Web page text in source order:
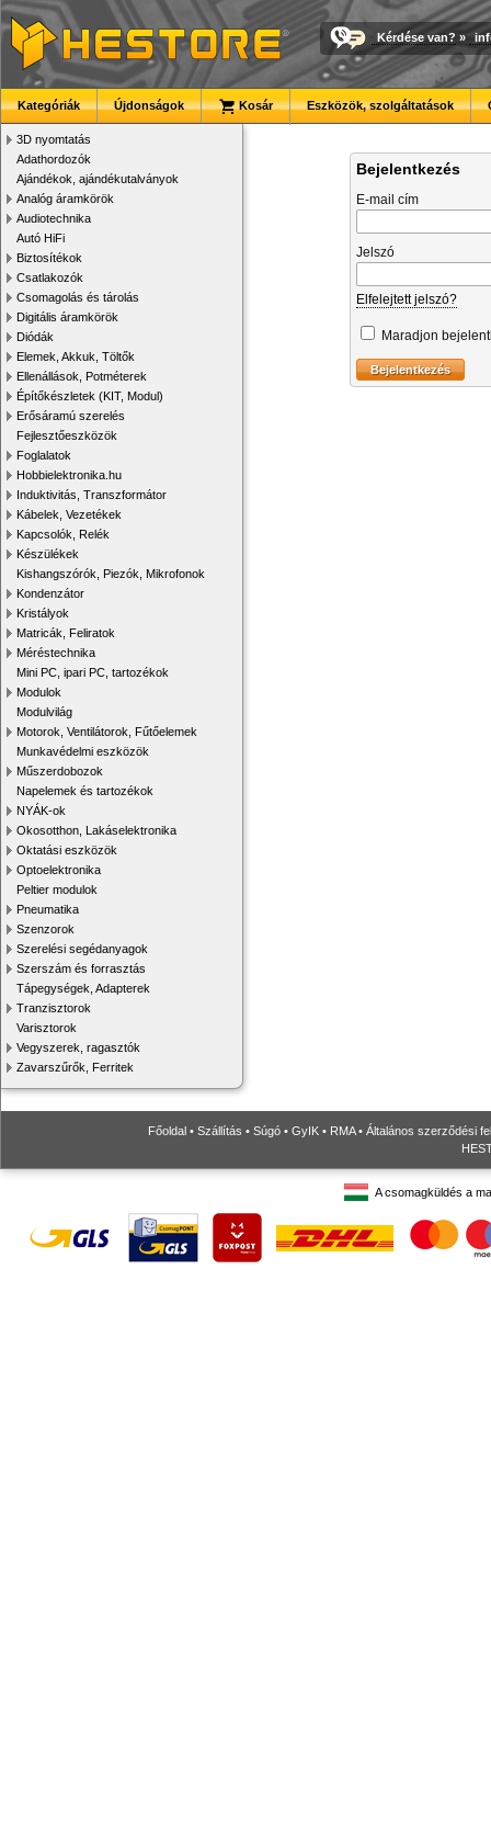
Kérdése van? »
Kategóriák Újdonságok Kosár Eszközök, szolgáltatások
3D nyomtatás
Adathordozók
Ajándékok, ajándékutalványok
Analóg áramkörök
Audiotechnika
Autó HiFi
Biztosítékok
Csatlakozók
Csomagolás és tárolás
Digitális áramkörök
Diódák
Elemek, Akkuk, Töltők
Ellenállások, Potméterek
Építőkészletek (KIT, Modul)
Erősáramú szerelés
Fejlesztőeszközök
Foglalatok
Hobbielektronika.hu
Induktivitás, Transzformátor
Kábelek, Vezetékek
Kapcsolók, Relék
Készülékek
Kishangszórók, Piezók, Mikrofonok
Kondenzátor
Kristályok
Matricák, Feliratok
Méréstechnika
Mini PC, ipari PC, tartozékok
Modulok
Modulvilág
Motorok, Ventilátorok, Fűtőelemek
Munkavédelmi eszközök
Műszerdobozok
Napelemek és tartozékok
NYÁK-ok
Okosotthon, Lakáselektronika
Oktatási eszközök
Optoelektronika
Peltier modulok
Pneumatika
Szenzorok
Szerelési segédanyagok
Szerszám és forrasztás
Tápegységek, Adapterek
Tranzisztorok
Varisztorok
Vegyszerek, ragasztók
Zavarszűrők, Ferritek
Bejelentkezés
E-mail cím
Jelszó
Elfelejtett jelszó?
Maradjon
Főoldal • Szállítás • Súgó • GyIK • RMA• Általános szerződési
A csomagküldés a